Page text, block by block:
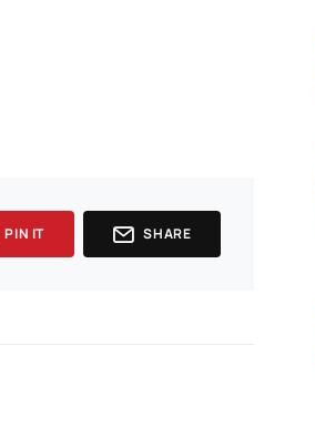
PIN IT SHARE